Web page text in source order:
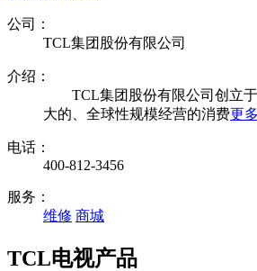
公司：
TCL集团股份有限公司
介绍：
TCL集团股份有限公司创立于
大的、全球性规模经营的消费更多
电话：
400-812-3456
服务：
维修 商城
TCL电视产品